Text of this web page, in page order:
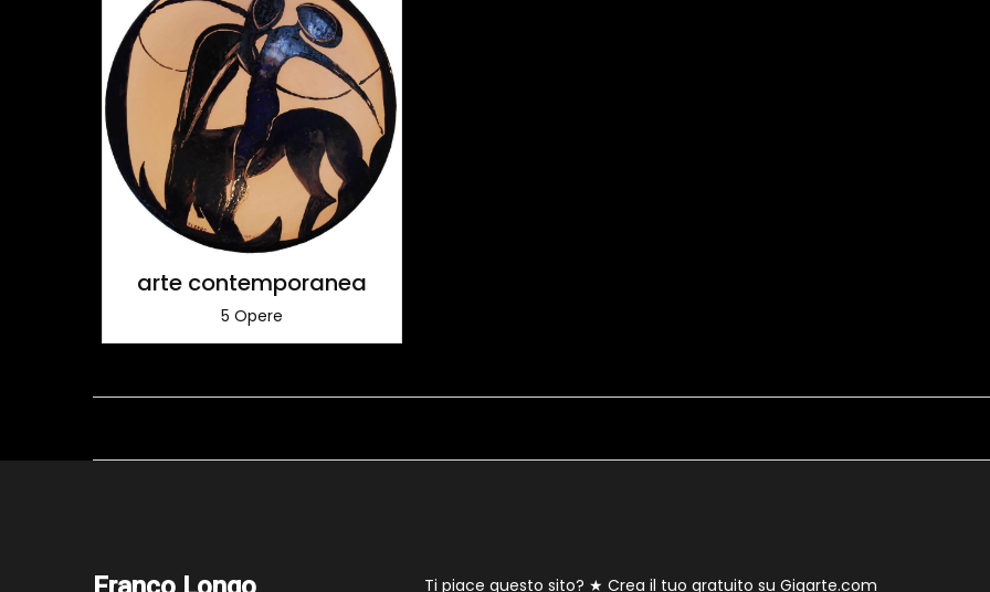
arte contemporanea
5 Opere
Ti piace questo sito? ★ Crea il tuo gratuito su Gigarte.com